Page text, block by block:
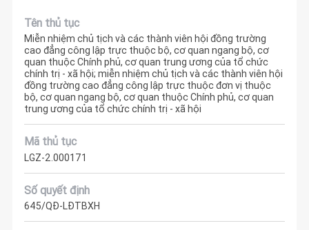
Tên thủ tục
Miễn nhiệm chủ tịch và các thành viên hội đồng trường
cao đẳng công lập trực thuộc bộ, cơ quan ngang bộ, cơ
quan thuộc Chính phủ, cơ quan trung ương của tổ chức
chính trị - xã hội; miễn nhiệm chủ tịch và các thành viên hội
đồng trường cao đẳng công lập trực thuộc đơn vị thuộc
bộ, cơ quan ngang bộ, cơ quan thuộc Chính phủ, cơ quan
trung ương của tổ chức chính trị - xã hội
Mã thủ tục
LGZ-2.000171
Số quyết định
645/QĐ-LĐTBXH